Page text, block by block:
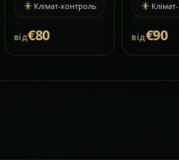
Клімат-контроль
від€80 від€90